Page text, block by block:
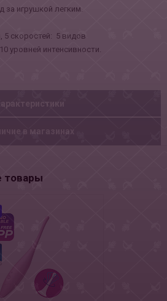
за игрушкой легким.
5 скоростей: 5 видов
уровней интенсивности.
в магазинах
товары